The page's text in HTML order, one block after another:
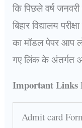
कि पिछले वर्ष
बिहार विद्यालय
का मॉडल पेपर आप
गए लिंक के अंतर्गत
Important Links
Admit card